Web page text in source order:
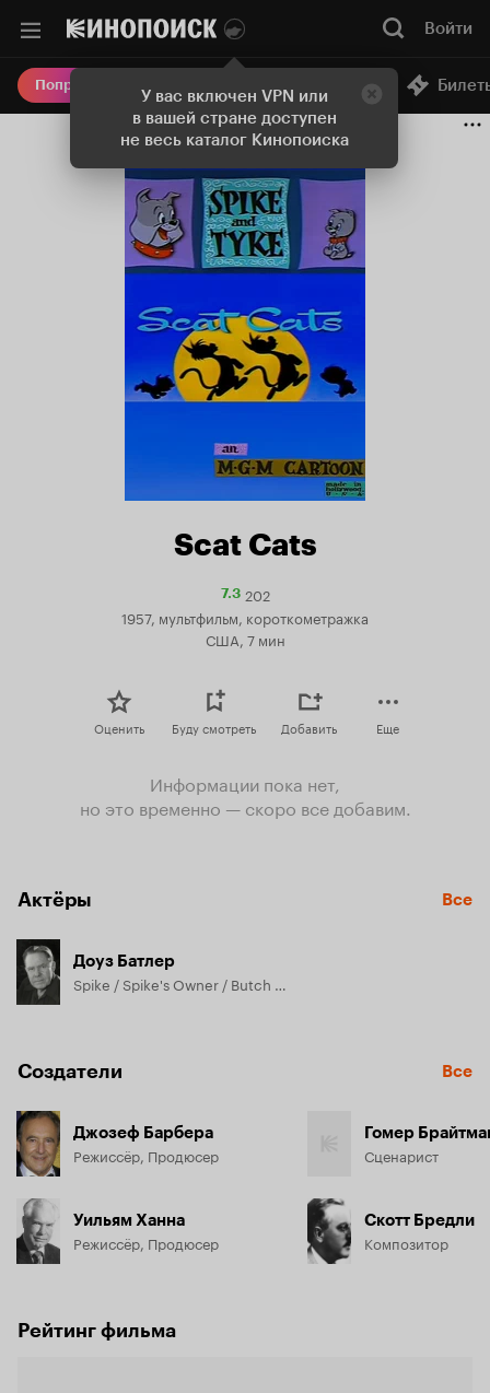
У вас включен VPN или
в вашей стране доступен
не весь каталог Кинопоиска
Войти
Попробовать Плюс Онлайн-кинотеатр
Scat Cats
7.3Рейтинг
7.3
202
1957, мультфильм, короткометражка
США, 7 мин
Оценить Буду смотреть Добавить Еще
Информации пока нет,
но это временно — скоро все добавим.
Актёры Все
Доуз Батлер
Spike / Spike's Owner / Butch / Alley Cats, озвучка, в титрах не указан
Создатели Все
Джозеф Барбера
Режиссёр, Продюсер
Уильям Ханна
Режиссёр, Продюсер
Гомер
Сценарист
Скотт Бредли
Композитор
Рейтинг фильма